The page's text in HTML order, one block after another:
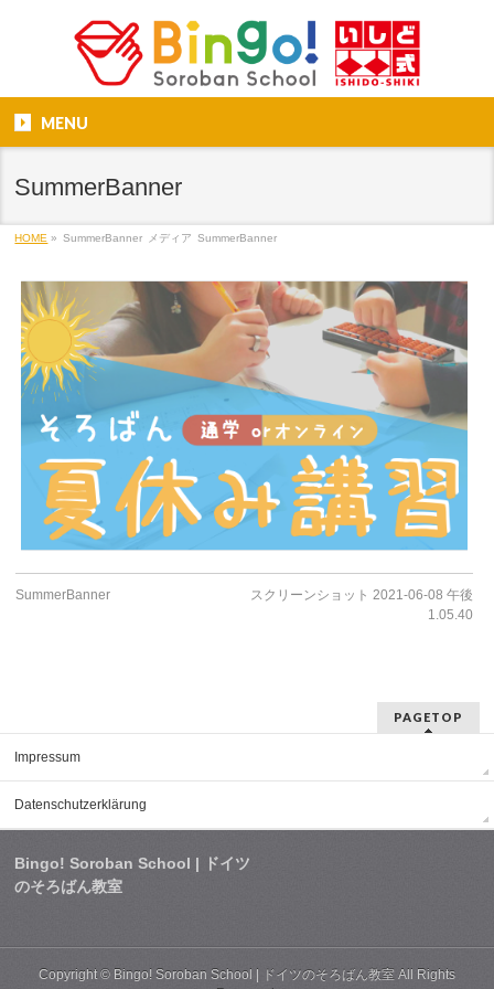
MENU
SummerBanner
HOME » SummerBanner メディア SummerBanner
SummerBanner
スクリーンショット 2021-06-08 午後
1.05.40
PAGETOP
Impressum
Datenschutzerklärung
Bingo! Soroban School | ドイツ
のそろばん教室
Copyright © Bingo! Soroban School | ドイツのそろばん教室All Rights